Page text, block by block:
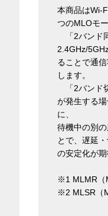
本商品はWi-
つのMLOモ
「2バンド
2.4GHz/
ることで通
します。
「2バンド
が発生する
に、
待機中の別
とで、遅延
の安定化が期
※1 MLMR（
※2 MLSR（